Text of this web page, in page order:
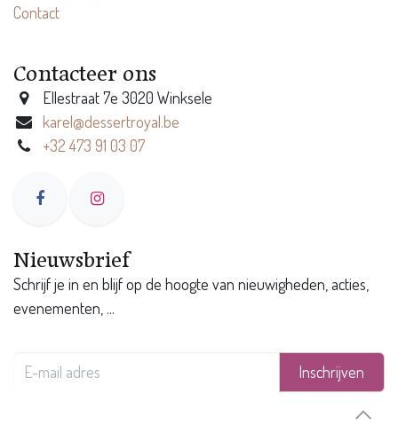
Contact
Contacteer ons
Ellestraat 7e 3020 Winksele
karel@dessertroyal.be
+32 473 91 03 07
Nieuwsbrief
Schrijf je in en blijf op de hoogte van nieuwigheden, acties,
evenementen, ...
Inschrijven